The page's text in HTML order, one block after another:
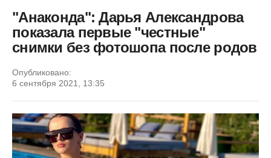
"Анаконда": Дарья Александрова
показала первые "честные"
снимки без фотошопа после родов
Опубликовано:
6 сентября 2021, 13:35